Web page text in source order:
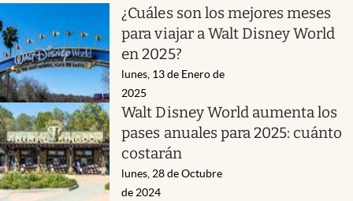
¿Cuáles son los mejores meses
para viajar a Walt Disney World
en 2025?
lunes, 13 de Enero de
2025
Walt Disney World aumenta los
pases anuales para 2025: cuánto
costarán
lunes, 28 de Octubre
de 2024